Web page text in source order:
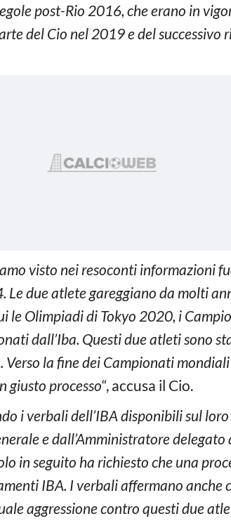
post-Rio 2016, che erano in
del Cio nel 2019 e del successivo
visto nei resoconti informazioni
Le due atlete gareggiano da molti
le Olimpiadi di Tokyo 2020, i
dall’Iba. Questi due atleti sono
la fine dei Campionati
giusto processo“, accusa il Cio.
i verbali dell’IBA disponibili sul
e dall’Amministratore
in seguito ha richiesto che una
IBA. I verbali affermano anche
aggressione contro questi due